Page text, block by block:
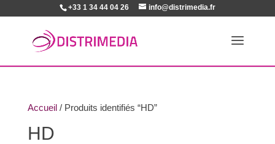
+33 1 34 44 04 26 info@distrimedia.fr
Accueil/ Produits identifiés “HD”
HD